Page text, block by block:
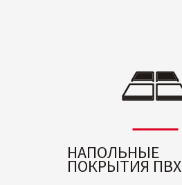
НАПОЛЬНЫЕ
ПОКРЫТИЯ ПВХ